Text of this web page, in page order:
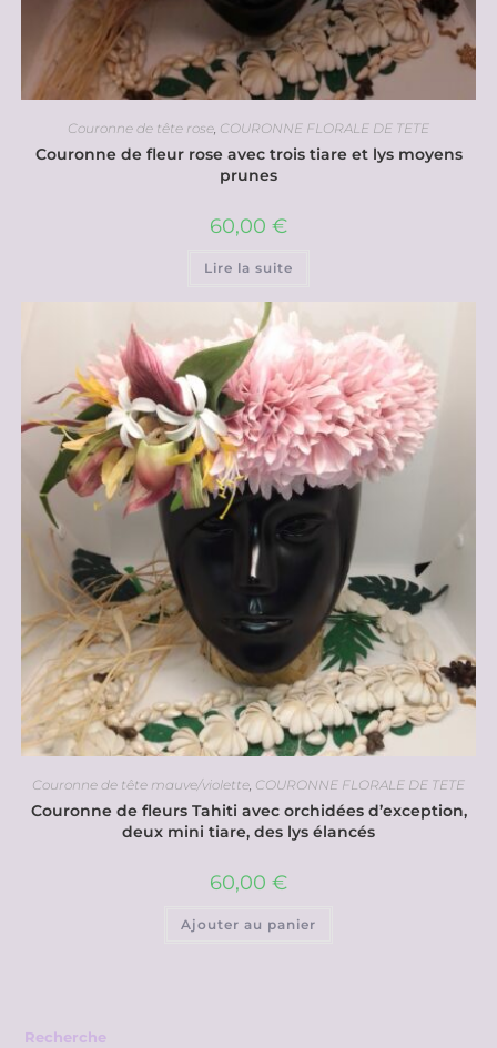
Couronne de tête rose, COURONNE FLORALE DE TETE
Couronne de fleur rose avec trois tiare et lys moyens
prunes
60,00 €
Lire la suite
Couronne de tête mauve/violette, COURONNE FLORALE DE TETE
Couronne de fleurs Tahiti avec orchidées d’exception,
deux mini tiare, des lys élancés
60,00 €
Ajouter au panier
Recherche